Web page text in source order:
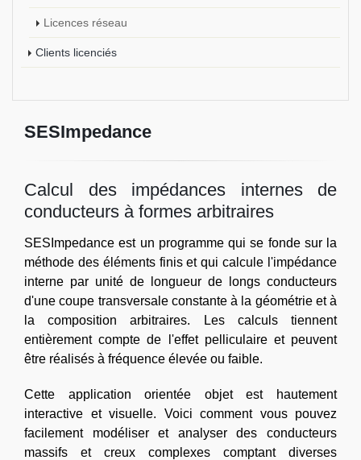
Licences réseau
Clients licenciés
SESImpedance
Calcul des impédances internes de
conducteurs à formes arbitraires
SESImpedance est un programme qui se fonde sur la
méthode des éléments finis et qui calcule l'impédance
interne par unité de longueur de longs conducteurs
d'une coupe transversale constante à la géométrie et à
la composition arbitraires. Les calculs tiennent
entièrement compte de l'effet pelliculaire et peuvent
être réalisés à fréquence élevée ou faible.
Cette application orientée objet est hautement
interactive et visuelle. Voici comment vous pouvez
facilement modéliser et analyser des conducteurs
massifs et creux complexes comptant diverses